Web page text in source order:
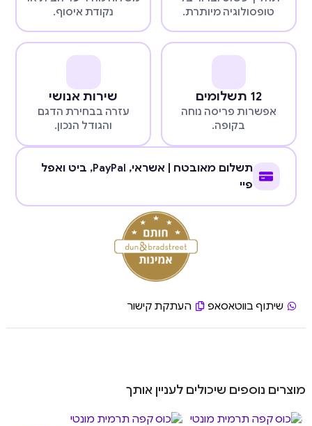
טופסולוגיה מיותרת.
נקודת איסוף.
12 תשלומים
אפשרות פריסה נוחה
בקופה.
שירות אנושי
עזרה בבחירת הדגם
והגודל הנכון.
תשלום מאובטח | אשראי, PayPal, ביט ואפל
פיי
שיתוף בווטאסאפ העתקת קישור
מוצרים נוספים שיכולים לעניין אותך